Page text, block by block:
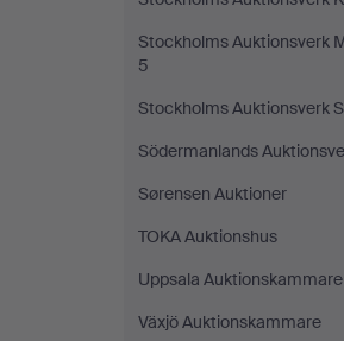
Stockholms Auktionsverk
5
Stockholms Auktionsverk
Södermanlands
Sørensen Auktioner
TOKA Auktionshus
Uppsala Auktionskammare
Växjö Auktionskammare